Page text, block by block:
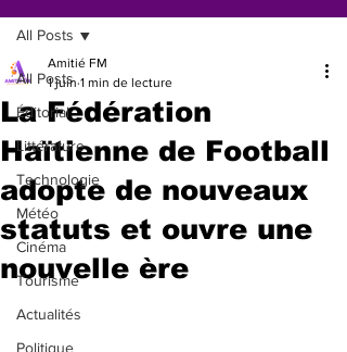
All Posts
Éditorial
Littérature
Technologie
Météo
Cinéma
Tourisme
Actualités
Politique
All Posts
La Fédération
Haïtienne de Football
adopte de nouveaux
statuts et ouvre une
nouvelle ère
Amitié FM
1 juin 1 min de lecture